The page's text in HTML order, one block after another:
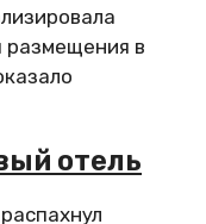
размещения в
отель